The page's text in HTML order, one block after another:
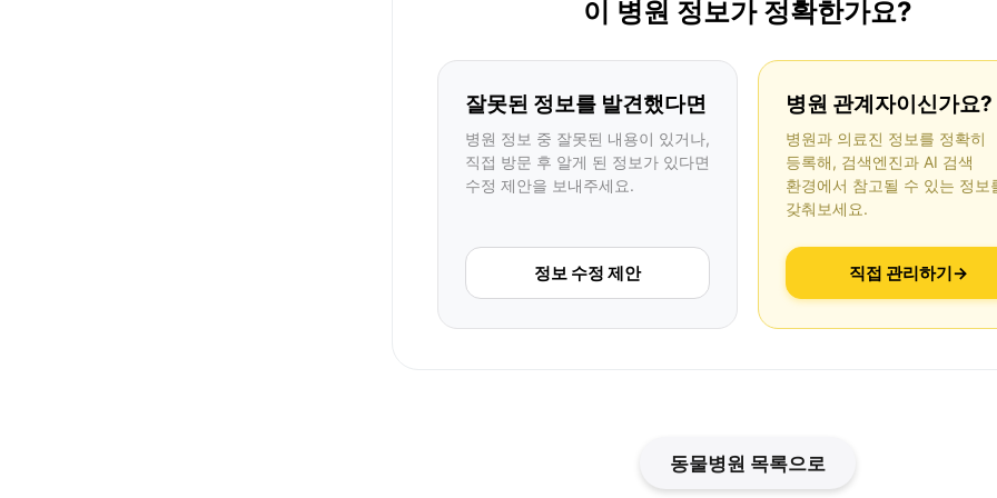
이 병원 정보가 정확한가요?
잘못된 정보를 발견했다면
병원 정보 중 잘못된 내용이 있거나,
직접 방문 후 알게 된 정보가 있다면
수정 제안을 보내주세요.
정보 수정 제안
병원 관계자이신가요?
병원과 의료진 정보를 정확히
등록해, 검색엔진과 AI 검색
환경에서 참고될 수 있는 정보
갖춰보세요.
직접 관리하기→
동물병원 목록으로